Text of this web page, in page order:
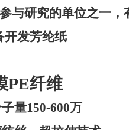
与研究的单位之一，
开发芳纶纸
PE纤维
量150-600万